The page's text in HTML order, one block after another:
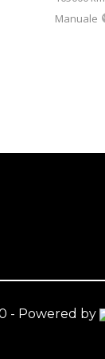
Manuale
- Powered by